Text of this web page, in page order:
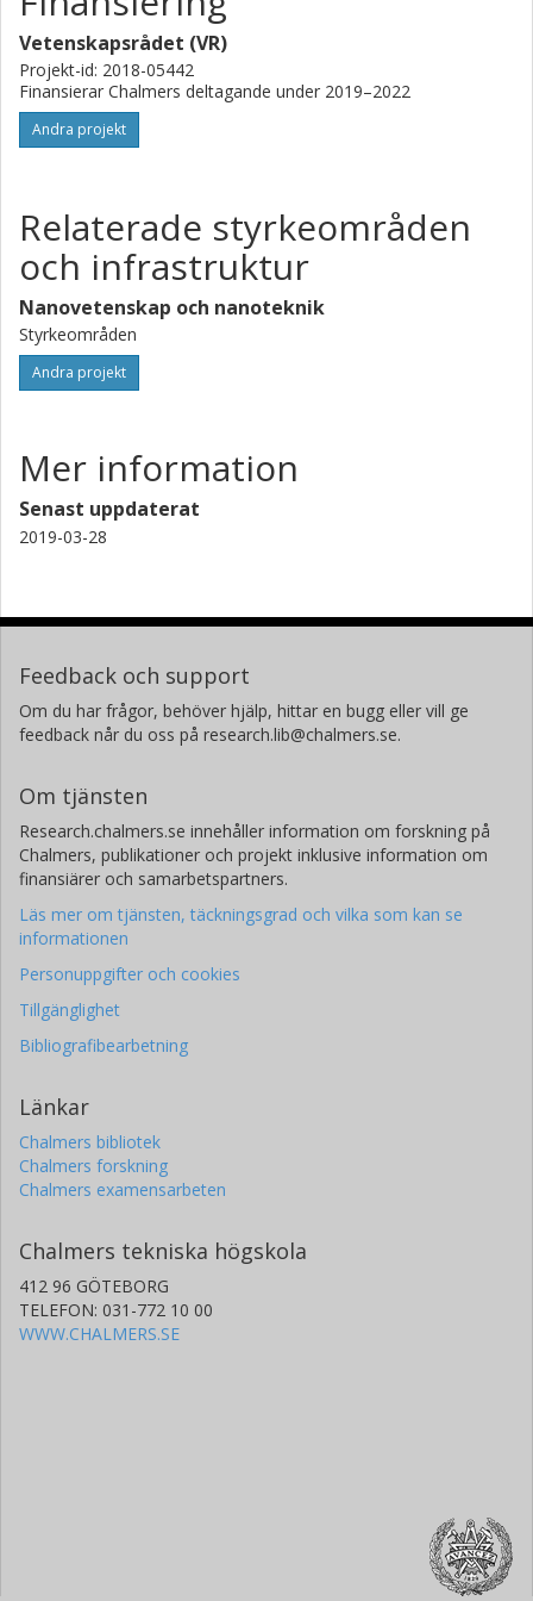
the design of the readout chain in qubit processing.
Vetenskapsrådet (VR)
Projekt-id: 2018-05442
Finansierar Chalmers deltagande under 2019–2022
Andra projekt
Relaterade styrkeområden
och infrastruktur
Nanovetenskap och nanoteknik
Styrkeområden
Andra projekt
Mer information
Senast uppdaterat
2019-03-28
Feedback och support
Om du har frågor, behöver hjälp, hittar en bugg eller vill ge
feedback når du oss på research.lib@chalmers.se.
Om tjänsten
Research.chalmers.se innehåller information om forskning på
Chalmers, publikationer och projekt inklusive information om
finansiärer och samarbetspartners.
Läs mer om tjänsten, täckningsgrad och vilka som kan se
informationen
Personuppgifter och cookies
Tillgänglighet
Bibliografibearbetning
Länkar
Chalmers bibliotek
Chalmers forskning
Chalmers examensarbeten
Chalmers tekniska högskola
412 96 GÖTEBORG
TELEFON: 031-772 10 00
WWW.CHALMERS.SE